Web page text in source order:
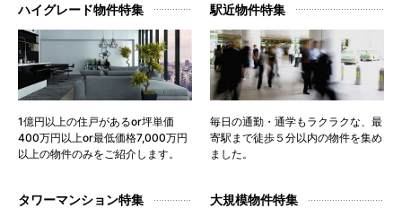
ハイグレード物件特集
1億円以上の住戸があるor坪単価
400万円以上or最低価格7,000万円
以上の物件のみをご紹介します。
駅近物件特集
毎日の通勤・通学もラクラクな、最
寄駅まで徒歩５分以内の物件を集め
ました。
タワーマンション特集 大規模物件特集